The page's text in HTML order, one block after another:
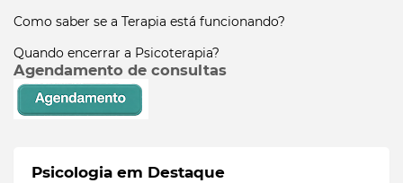
Como saber se a Terapia está funcionando?
Quando encerrar a Psicoterapia?
Agendamento de consultas
Psicologia em Destaque